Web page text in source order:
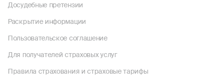
Досудебные претензии
Раскрытие информации
Пользовательское соглашение
Для получателей страховых услуг
Правила страхования и страховые тарифы